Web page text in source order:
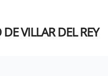
VILLAR DEL REY